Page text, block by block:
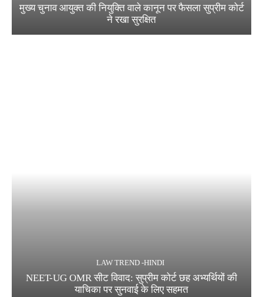
मुख्य चुनाव आयुक्त की नियुक्ति वाले कानून पर फैसला सुप्रीम कोर्ट
ने रखा सुरक्षित
LAW TREND -HINDI
NEET-UG OMR सीट विवाद: सुप्रीम कोर्ट छह अभ्यर्थियों की
याचिका पर सुनवाई के लिए सहमत